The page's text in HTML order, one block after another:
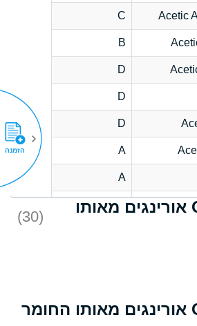
Acetic
C
B
D
D
D
A
A
C
עוד O-Ring אורינגים מאותו
(30)
הזמנה